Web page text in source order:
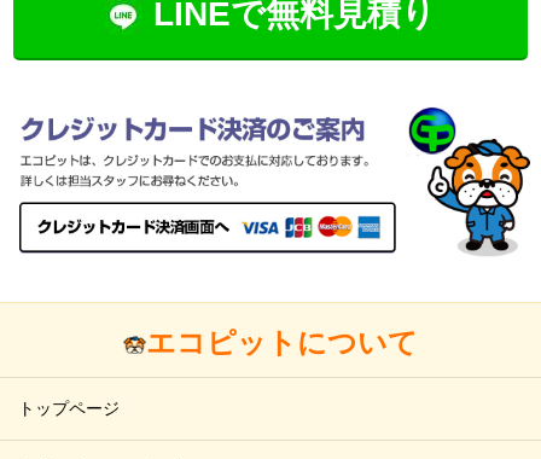
LINEで無料見積り
エコピットについて
トップページ